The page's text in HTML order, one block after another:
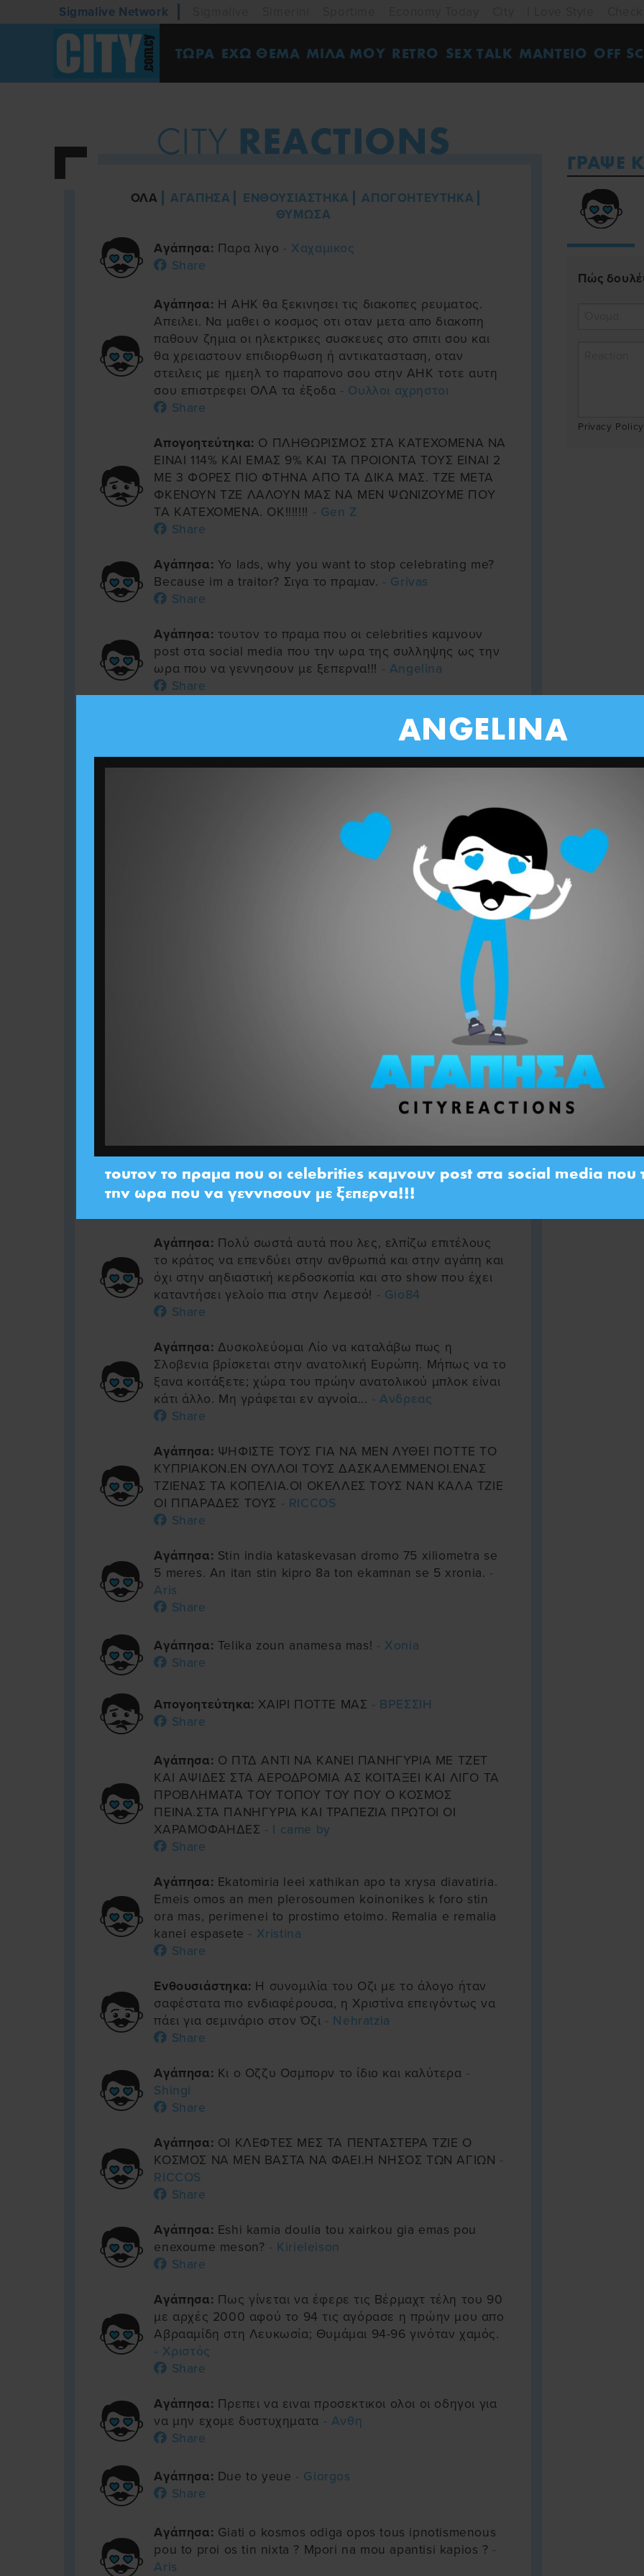
Sigmalive Network
ΤΩΡΑ ΕΧΩ ΘΕΜΑ MΙΛΑ ΜΟΥ RETRO SEX TALK ΜΑΝΤΕΙΟ OFF
CITY REACTIONS
ΟΛΑ ΑΓΑΠΗΣΑ ΕΝΘΟΥΣΙΑΣΤΗΚΑ
ΑΠΟΓΟΗΤΕΥΤΗΚΑ
ΘΥΜΩΣΑ
Αγάπησα: Παρα λιγο - Χαχαμικος
Share
Αγάπησα: Η ΑΗΚ θα ξεκινησει τις διακοπες ρευματος.
Απειλει. Να μαθει ο κοσμος οτι οταν μετα απο διακοπη
παθουν ζημια οι ηλεκτρικες συσκευες στο σπιτι σου και
θα χρειαστουν επιδιορθωση ή αντικατασταση, οταν
στειλεις με ημεηλ το παραπονο σου στην ΑΗΚ τοτε αυτη
σου επιστρεφει ΟΛΑ τα έξοδα - Ουλλοι αχρηστοι
Share
Απογοητεύτηκα: Ο ΠΛΗΘΩΡΙΣΜΟΣ ΣΤΑ ΚΑΤΕΧΟΜΕΝΑ ΝΑ
ΕΙΝΑΙ 114% ΚΑΙ ΕΜΑΣ 9% ΚΑΙ ΤΑ ΠΡΟΙΟΝΤΑ ΤΟΥΣ ΕΙΝΑΙ 2
ΜΕ 3 ΦΟΡΕΣ ΠΙΟ ΦΤΗΝΑ ΑΠΟ ΤΑ ΔΙΚΑ ΜΑΣ. ΤΖΕ ΜΕΤΑ
ΦΚΕΝΟΥΝ ΤΖΕ ΛΑΛΟΥΝ ΜΑΣ ΝΑ ΜΕΝ ΨΩΝΙΖΟΥΜΕ ΠΟΥ
ΤΑ ΚΑΤΕΧΟΜΕΝΑ. ΟΚ!!!!!!! - Gen Z
Share
Αγάπησα: Yo lads, why you want to stop celebrating me?
Because im a traitor? Σιγα το πραμαν. - Grivas
Share
Αγάπησα: τουτον το πραμα που οι celebrities καμνουν
post στα social media που την ωρα της συλληψης ως την
ωρα που να γεννησουν με ξεπερνα!!! - Angelina
Share
Στον δρόμο προς την κλιματική κόλαση λαλεί ο
Γκουτέρες του Ο.Η.Ε. Οοοοκκκ έσιει έναν αιώνα που τα
λαλείτε, εκάμαμεν τα ούλλοι σκ....τά τζαι τωρά
προσπαθούμεν να τα σάσουμεν που εν σάζουνται.
Τώρα που εκοιμηθειν ο CEO της CHURCH LTD
θα ξεκινήσει το πραγματικό Game of Thrones.- Ωνάσης
Εγω παντως περιμενω να δω το "50% γυναίκες
σε όλους τους διορισμούς" που τασσει ο Χριστοδουλιδης
στην .. ε ρε περιπαιξιμο ΠΟΥ ΟΥΛΛΟΥΣ ΩΣ ΤΟΝ ΕΝΑ.
δυο γαδαροι μαλωνανε σε ξενο αχυρωνα.-
The dusty roads, the silky truth. This empty
Αγάπησα:ΕΓΩ ΠΕΡΑΣΤΙΚΟΣ ΕΙΜΟΥΝ....ΔΕΝ ΕΧΩ ΚΑΤΙ ΝΑ
ΠΩ......- NIKITAS
Αγάπησα: Πολύ σωστά αυτά που λες, ελπίζω επιτέλους
το κράτος να επενδύει στην ανθρωπιά και στην αγάπη και
όχι στην αηδιαστική κερδοσκοπία και στο show που έχει
καταντήσει γελοίο πια στην Λεμεσό! - Gio84
Share
Αγάπησα: Δυσκολεύομαι Λίο να καταλάβω πως η
Σλοβενια βρίσκεται στην ανατολική Ευρώπη. Μήπως να το
ξανα κοιτάξετε; χώρα του πρώην ανατολικού μπλοκ είναι
κάτι άλλο. Μη γράφεται εν αγνοία... - Ανδρεας
Share
Αγάπησα: ΨΗΦΙΣΤΕ ΤΟΥΣ ΓΙΑ ΝΑ ΜΕΝ ΛΥΘΕΙ ΠΟΤΤΕ ΤΟ
ΚΥΠΡΙΑΚΟΝ.ΕΝ ΟΥΛΛΟΙ ΤΟΥΣ ΔΑΣΚΑΛΕΜΜΕΝΟΙ.ΕΝΑΣ
ΤΖΙΕΝΑΣ ΤΑ ΚΟΠΕΛΙΑ.ΟΙ ΟΚΕΛΛΕΣ ΤΟΥΣ ΝΑΝ ΚΑΛΑ ΤΖΙΕ
ΟΙ ΠΠΑΡΑΔΕΣ ΤΟΥΣ - RICCOS
Share
Αγάπησα: Stin india kataskevasan dromo 75 xiliometra se
5 meres. An itan stin kipro 8a ton ekamnan se 5 xronia. -
Aris
Share
Αγάπησα: Telika zoun anamesa mas! - Xonia
Share
Απογοητεύτηκα: ΧΑΙΡΙ ΠΟΤΤΕ ΜΑΣ - ΒΡΕΣΣΙΗ
Share
Αγάπησα: Ο ΠΤΔ ΑΝΤΙ ΝΑ ΚΑΝΕΙ ΠΑΝΗΓΥΡΙΑ ΜΕ ΤΖΕΤ
ΚΑΙ ΑΨΙΔΕΣ ΣΤΑ ΑΕΡΟΔΡΟΜΙΑ ΑΣ ΚΟΙΤΑΞΕΙ ΚΑΙ ΛΙΓΟ ΤΑ
ΠΡΟΒΛΗΜΑΤΑ ΤΟΥ ΤΟΠΟΥ ΤΟΥ ΠΟΥ Ο ΚΟΣΜΟΣ
ΠΕΙΝΑ.ΣΤΑ ΠΑΝΗΓΥΡΙΑ ΚΑΙ ΤΡΑΠΕΖΙΑ ΠΡΩΤΟΙ ΟΙ
ΧΑΡΑΜΟΦΑΗΔΕΣ - I came by
Share
Αγάπησα: Ekatomiria leei xathikan apo ta xrysa diavatiria.
Emeis omos an men plerosoumen koinonikes k foro stin
ora mas, perimenei to prostimo etoimo. Remalia e remalia
kanei espasete - Xristina
Share
Ενθουσιάστηκα: Η συνομιλία του Οζι με το άλογο ήταν
σαφέστατα πιο ενδιαφέρουσα, η Χριστίνα επειγόντως να
πάει για σεμινάριο στον Όζι - Nehratzia
Share
Αγάπησα: Κι ο Οζζυ Οσμπορν το ίδιο και καλύτερα -
Shingi
Share
Αγάπησα: ΟΙ ΚΛΕΦΤΕΣ ΜΕΣ ΤΑ ΠΕΝΤΑΣΤΕΡΑ ΤΖΙΕ Ο
ΚΟΣΜΟΣ ΝΑ ΜΕΝ ΒΑΣΤΑ ΝΑ ΦΑΕΙ.Η ΝΗΣΟΣ ΤΩΝ ΑΓΙΩΝ -
RICCOS
Share
Αγάπησα: Eshi kamia doulia tou xairkou gia emas pou
enexoume meson? - Kirieleison
Share
Αγάπησα: Πως γίνεται να έφερε τις Βέρμαχτ τέλη του 90
με αρχές 2000 αφού το 94 τις αγόρασε η πρώην μου απο
Αβρααμίδη στη Λευκωσία; Θυμάμαι 94-96 γινόταν χαμός.
- Χριστός
Share
Αγάπησα: Πρεπει να ειναι προσεκτικοι ολοι οι οδηγοι για
να μην εχομε δυστυχηματα - Ανθη
Share
Αγάπησα: Due to yeue - Giorgos
Share
Αγάπησα: Giati o kosmos odiga opos tous ipnotismenous
pou to proi os tin nixta ? Mpori na mou apantisi kapios ? -
Aris
ΓΡΑΨΕ
Πώς
Privacy Policy
ANGELINA
τουτον το πραμα που οι celebrities καμνουν post στα social media
την ωρα που να γεννησουν με ξεπερνα!!!